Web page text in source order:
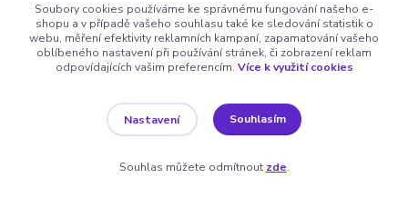
Akvarijní topítko High Class, 50 W
372 Kč
307 Kčbez DPH
Skladem 10
Přidat do košíku
Soubory cookies používáme ke správnému fungování našeho e-
shopu a v případě vašeho souhlasu také ke sledování statistik o
webu, měření efektivity reklamních kampaní, zapamatování vašeho
oblíbeného nastavení při používání stránek, či zobrazení reklam
odpovídajících vašim preferencím. Více k využití cookies
Nastavení Souhlasím
Souhlas můžete odmítnout zde.